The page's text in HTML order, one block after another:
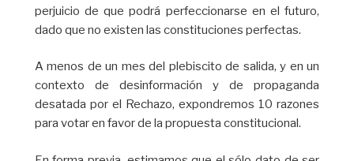
perjuicio de que podrá perfeccionarse en el futuro,
dado que no existen las constituciones perfectas.
A menos de un mes del plebiscito de salida, y en un
contexto de desinformación y de propaganda
desatada por el Rechazo, expondremos 10 razones
para votar en favor de la propuesta constitucional.